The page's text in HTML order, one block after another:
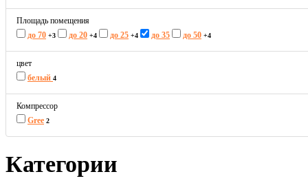
Площадь помещения
до 70 +3 до 20 +4 до 25 +4 до 35 до 50 +4
цвет
белый 4
Компрессор
Gree 2
Категории